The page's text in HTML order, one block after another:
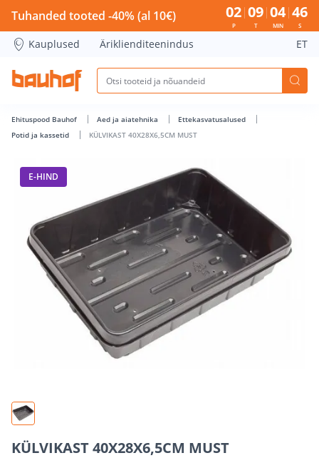
KÜLVIKAST 40X28X6,5CM MUST - Bauhof has loaded
Tuhanded tooted -40% (al 10€) 02
P
09
T
04
MIN
45
S
Kauplused Äriklienditeenindus ET
Ehituspood Bauhof Aed ja aiatehnika
Ettekasvatusalused
Potid ja kassetid
KÜLVIKAST 40X28X6,5CM MUST
E-HIND
KÜLVIKAST 40X28X6,5CM MUST